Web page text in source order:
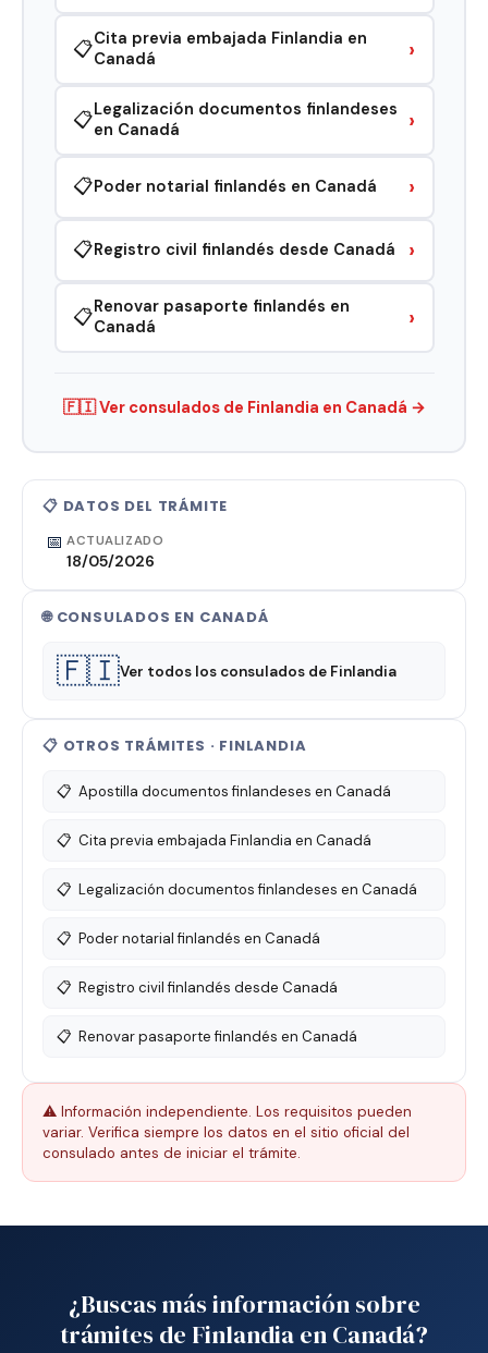
📋 DATOS DEL TRÁMITE
📅 ACTUALIZADO
18/05/2026
🌐 CONSULADOS EN CANADÁ
🇫🇮Ver todos los consulados de Finlandia
📋 OTROS TRÁMITES · FINLANDIA
📋 Apostilla documentos finlandeses en Canadá
📋 Cita previa embajada Finlandia en Canadá
📋 Legalización documentos finlandeses en Canadá
📋 Poder notarial finlandés en Canadá
📋 Registro civil finlandés desde Canadá
📋 Renovar pasaporte finlandés en Canadá
⚠️ Información independiente. Los requisitos pueden
variar. Verifica siempre los datos en el sitio oficial del
consulado antes de iniciar el trámite.
📋Cita previa embajada Finlandia en
Canadá
›
📋Legalización documentos finlandeses
en Canadá
›
📋Poder notarial finlandés en Canadá ›
📋Registro civil finlandés desde Canadá ›
📋Renovar pasaporte finlandés en
Canadá
›
🇫🇮 Ver consulados de Finlandia en Canadá →
¿Buscas más información sobre
trámites de Finlandia en Canadá?